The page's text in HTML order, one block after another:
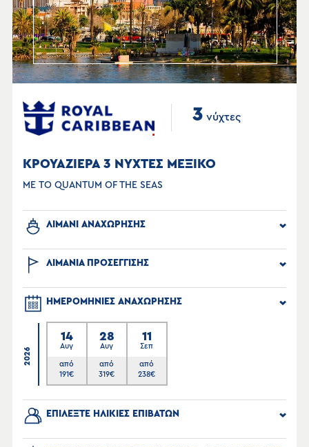
3 νύχτες
ΚΡΟΥΑΖΙΕΡΑ 3 ΝΥΧΤΕΣ ΜΕΞΙΚΟ
ΜΕ ΤΟ QUANTUM OF THE SEAS
ΛΙΜΑΝΙ ΑΝΑΧΩΡΗΣΗΣ
ΛΙΜΑΝΙΑ ΠΡΟΣΕΓΓΙΣΗΣ
ΗΜΕΡΟΜΗΝΙΕΣ ΑΝΑΧΩΡΗΣΗΣ
2026
14
Αυγ
από
191€
28
Αυγ
από
319€
11
Σεπ
από
238€
ΕΠΙΛΕΞΤΕ ΗΛΙΚΙΕΣ ΕΠΙΒΑΤΩΝ